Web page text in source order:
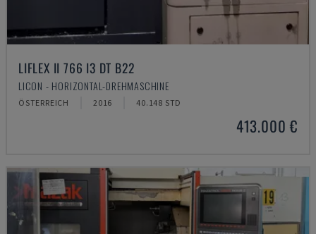
LIFLEX II 766 I3 DT B22
LICON - HORIZONTAL-DREHMASCHINE
ÖSTERREICH 2016 40.148 STD
413.000 €